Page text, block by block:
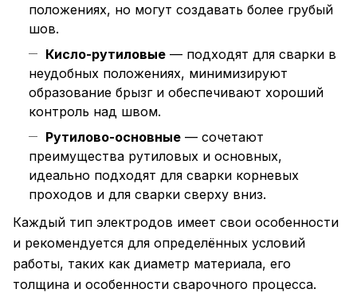
положениях, но могут создавать более грубый
шов.
Кисло-рутиловые — подходят для сварки в
неудобных положениях, минимизируют
образование брызг и обеспечивают хороший
контроль над швом.
Рутилово-основные — сочетают
преимущества рутиловых и основных,
идеально подходят для сварки корневых
проходов и для сварки сверху вниз.
Каждый тип электродов имеет свои особенности
и рекомендуется для определённых условий
работы, таких как диаметр материала, его
толщина и особенности сварочного процесса.